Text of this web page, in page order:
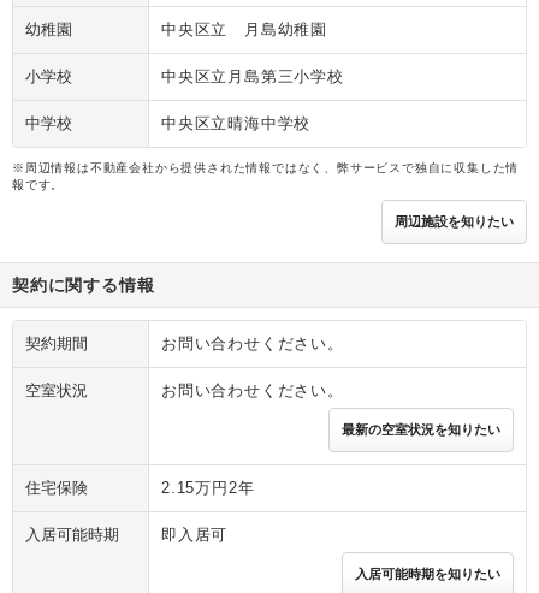
幼稚園 中央区立 月島幼稚園
小学校 中央区立月島第三小学校
中学校 中央区立晴海中学校
※周辺情報は不動産会社から提供された情報ではなく、弊サービスで独自に収集した情
報です。
周辺施設を知りたい
契約に関する情報
契約期間 お問い合わせください。
空室状況 お問い合わせください。
最新の空室状況を知りたい
住宅保険 2.15万円2年
入居可能時期 即入居可
入居可能時期を知りたい